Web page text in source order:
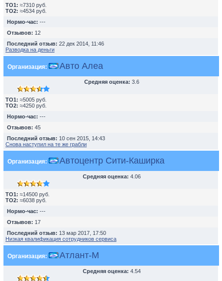
TO1: ≈7310 руб.
TO2: ≈4534 руб.
Нормо-час: ---
Отзывов: 12
Последний отзыв: 22 дек 2014, 11:46
Разводка на деньги
Организация: Авто Алеа
Средняя оценка: 3.6
TO1: ≈5005 руб.
TO2: ≈4250 руб.
Нормо-час: ---
Отзывов: 45
Последний отзыв: 10 сен 2015, 14:43
Снова наступил на те же грабли
Организация: Автоцентр Сити-Каширка
Средняя оценка: 4.06
TO1: ≈14500 руб.
TO2: ≈6038 руб.
Нормо-час: ---
Отзывов: 17
Последний отзыв: 13 мар 2017, 17:50
Низкая квалификация сотрудников сервиса
Организация: Атлант-М
Средняя оценка: 4.54